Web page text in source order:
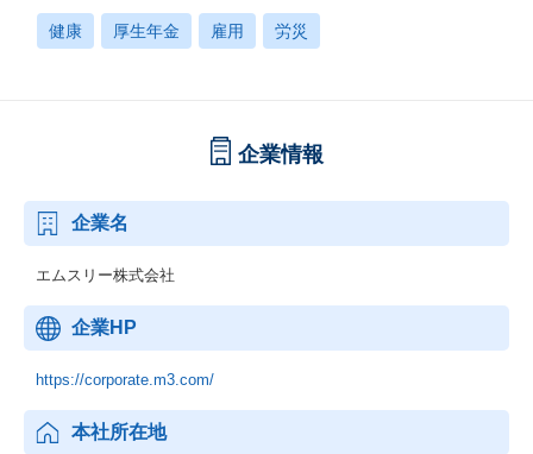
健康 厚生年金 雇用 労災
企業情報
企業名
エムスリー株式会社
企業HP
https://corporate.m3.com/
本社所在地